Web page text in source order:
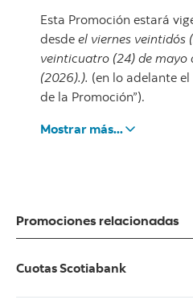
Esta Promoción estará
desde el viernes veintidós
veinticuatro (24) de mayo
(2026).). (en lo adelante
de la Promoción”).
Mostrar más...
Promociones relacionadas
Cuotas Scotiabank